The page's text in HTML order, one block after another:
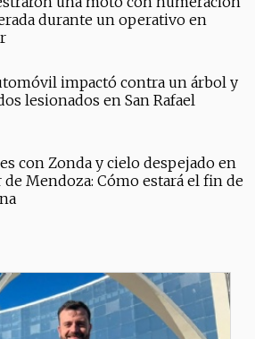
durante un operativo en
impactó contra un árbol y
lesionados en San Rafael
con Zonda y cielo despejado en
de Mendoza: Cómo estará el fin de